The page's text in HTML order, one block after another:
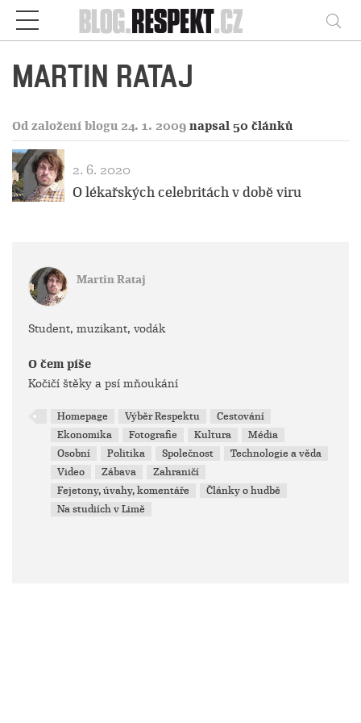
Respekt
MARTIN RATAJ
Od založení blogu 24. 1. 2009 napsal 50 článků
2. 6. 2020
O lékařských celebritách v době viru
Martin Rataj
Student, muzikant, vodák
O čem píše
Kočičí štěky a psí mňoukání
Homepage Výběr Respektu
Cestování
Ekonomika
Fotografie Kultura
Média
Osobní
Politika Společnost
Technologie a věda
Video
Zábava
Zahraničí
Fejetony, úvahy, komentáře
Články o hudbě
Na studiích v Limě